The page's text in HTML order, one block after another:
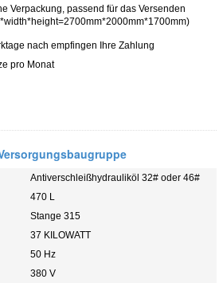
Verpackung, passend für das Versenden
nach empfingen Ihre Zahlung
pro Monat
Antiverschleißhydrauliköl 32# oder 46#
470 L
Stange 315
37 KILOWATT
50 Hz
380 V